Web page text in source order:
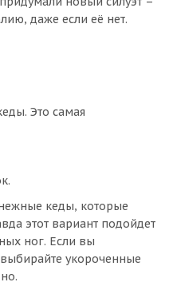
даже если её нет.
Это самая
кеды, которые
этот вариант подойдет
ног. Если вы
укороченные